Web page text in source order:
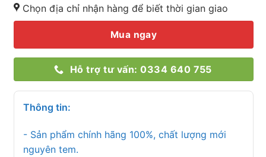
Chọn địa chỉ nhận hàng để biết thời gian giao
Mua ngay
Hỗ trợ tư vấn: 0334 640 755
Thông tin:
- Sản phẩm chính hãng 100%, chất lượng mới
nguyên tem.